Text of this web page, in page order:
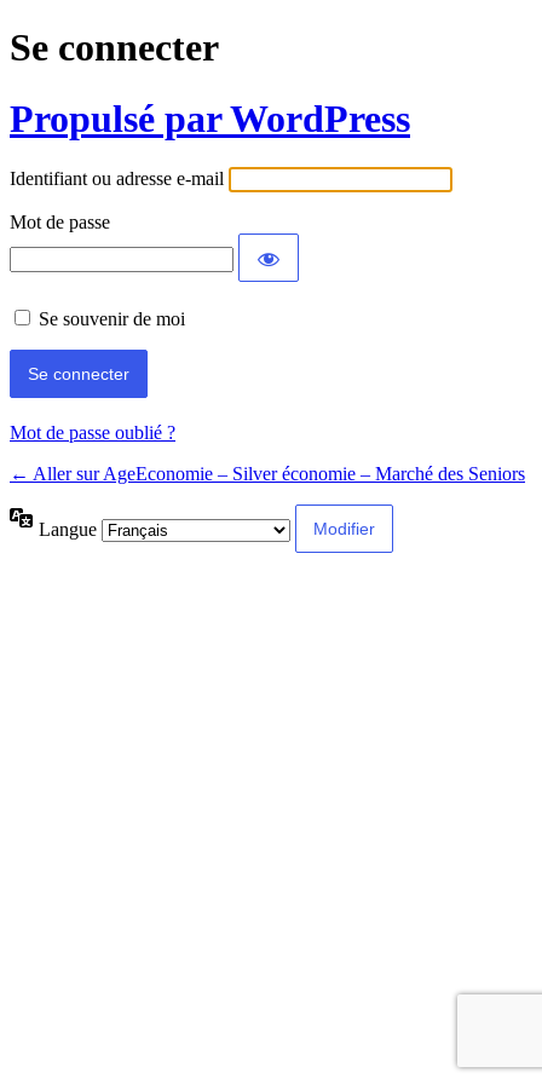
Se connecter
Propulsé par WordPress
Identifiant ou adresse e-mail
Mot de passe
Se souvenir de moi
Mot de passe oublié ?
← Aller sur AgeEconomie – Silver économie – Marché des Seniors
Langue